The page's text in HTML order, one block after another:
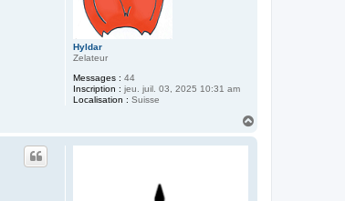
Hyldar
Zelateur
Messages : 44
Inscription : jeu. juil. 03, 2025 10:31 am
Localisation : Suisse